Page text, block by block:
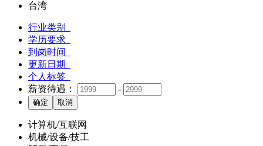
台湾
行业类别
学历要求
到岗时间
更新日期
个人标签
薪资待遇：
-
计算机/互联网
机械/设备/技工